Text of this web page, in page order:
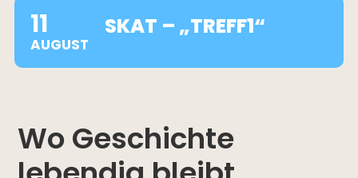
11
AUGUST
SKAT – „TREFF1“
Wo Geschichte